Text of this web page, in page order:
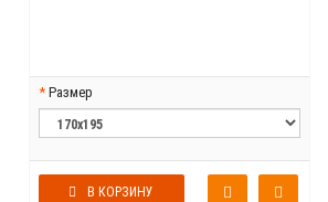
Размер
В КОРЗИНУ